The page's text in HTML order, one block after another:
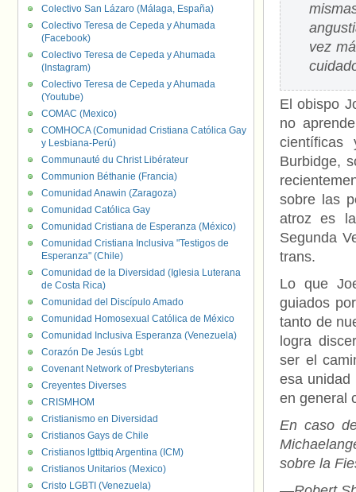
vez
El obispo
no
científicas
Burbidge,
sobre las
atroz es
Segunda
trans.
Lo que
guiados
tanto de
logra
ser el
esa unidad
en general
En caso
sobre la
Colectivo San Lázaro (Málaga, España)
Colectivo Teresa de Cepeda y Ahumada
(Facebook)
Colectivo Teresa de Cepeda y Ahumada
(Instagram)
Colectivo Teresa de Cepeda y Ahumada
(Youtube)
COMAC (Mexico)
COMHOCA (Comunidad Cristiana Católica Gay
y Lesbiana-Perú)
Communauté du Christ Libérateur
Communion Béthanie (Francia)
Comunidad Anawin (Zaragoza)
Comunidad Católica Gay
Comunidad Cristiana de Esperanza (México)
Comunidad Cristiana Inclusiva "Testigos de
Esperanza" (Chile)
Comunidad de la Diversidad (Iglesia Luterana
de Costa Rica)
Comunidad del Discípulo Amado
Comunidad Homosexual Católica de México
Comunidad Inclusiva Esperanza (Venezuela)
Corazón De Jesús Lgbt
Covenant Network of Presbyterians
Creyentes Diverses
CRISMHOM
Cristianismo en Diversidad
Cristianos Gays de Chile
Cristianos lgttbiq Argentina (ICM)
Cristianos Unitarios (Mexico)
Cristo LGBTI (Venezuela)